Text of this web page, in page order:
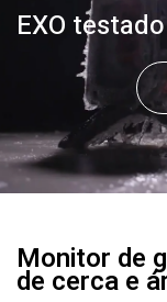
EXO
Monitor de
de cerca e